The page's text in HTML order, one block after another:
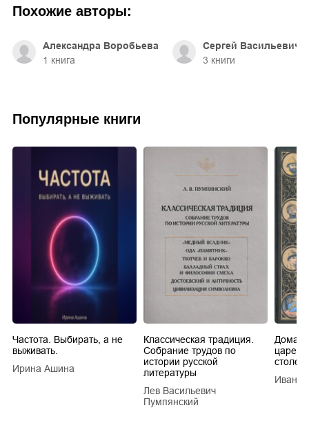
Похожие авторы:
Александра Воробьева
1 книга
Сергей Васильевич
3 книги
Популярные книги
Частота. Выбирать, а не
выживать.
Ирина Ашина
Классическая традиция.
Собрание трудов по
истории русской
литературы
Лев Васильевич
Пумпянский
царей
Иван